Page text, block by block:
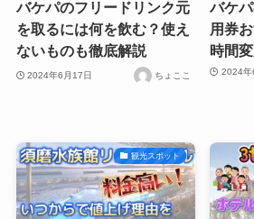
バケパのフリードリンク元
を取るには何を飲む？使え
ないものも徹底解説
2024年6月17日 ちょここ
バケ
用券
時間
2024年
観光スポット